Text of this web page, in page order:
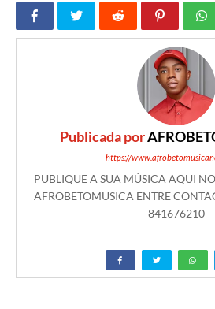
Publicada por
https://
PUBLIQUE A SUA MÚSICA AQUI
AFROBETOMUSICA ENTRE
841676210